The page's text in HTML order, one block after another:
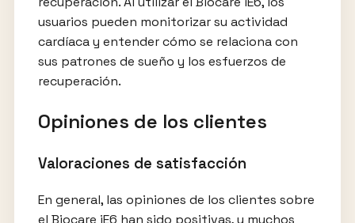
usuarios pueden monitorizar su actividad
cardíaca y entender cómo se relaciona con
sus patrones de sueño y los esfuerzos de
recuperación.
Opiniones de los clientes
Valoraciones de satisfacción
En general, las opiniones de los clientes sobre
el Biocare iE6 han sido positivas, y muchos